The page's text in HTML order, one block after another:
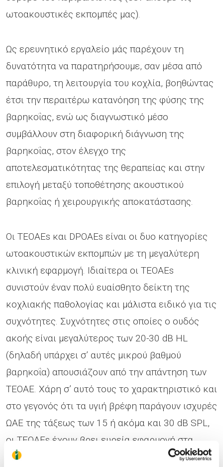
ωτοακουστικές εκπομπές μας).
Ως ερευνητικό εργαλείο μάς παρέχουν τη
δυνατότητα να παρατηρήσουμε, σαν μέσα από
παράθυρο, τη λειτουργία του κοχλία, βοηθώντας
έτσι την περαιτέρω κατανόηση της φύσης της
βαρηκοΐας, ενώ ως διαγνωστικό μέσο
συμβάλλουν στη διαφορική διάγνωση της
βαρηκοΐας, στον έλεγχο της
αποτελεσματικότητας της θεραπείας και στην
επιλογή μεταξύ τοποθέτησης ακουστικού
βαρηκοΐας ή χειρουργικής αποκατάστασης.
Οι ΤΕΟΑΕs και DPOAEs είναι οι δυο κατηγορίες
ωτοακουστικών εκπομπών με τη μεγαλύτερη
κλινική εφαρμογή. Ιδιαίτερα οι TEOAEs
συνιστούν έναν πολύ ευαίσθητο δείκτη της
κοχλιακής παθολογίας και μάλιστα ειδικό για τις
συχνότητες. Συχνότητες στις οποίες ο ουδός
ακοής είναι μεγαλύτερος των 20-30 dB HL
(δηλαδή υπάρχει σ’ αυτές μικρού βαθμού
βαρηκοΐα) απουσιάζουν από την απάντηση των
TEOAE. Χάρη σ’ αυτό τους το χαρακτηριστικό και
στο γεγονός ότι τα υγιή βρέφη παράγουν ισχυρές
ΩAE της τάξεως των 15 ή ακόμα και 30 dB SPL,
οι TEOAEs έχουν βρει ευρεία εφαρμογή στα
προγράμματα μαζικού ελέγχου (screening) ακοής